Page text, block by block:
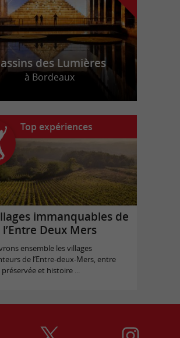
des Lumières
à Bordeaux
Top expériences
immanquables de
l’Entre Deux Mers
ensemble les villages
de l’Entre-deux-Mers, entre
et histoire ...